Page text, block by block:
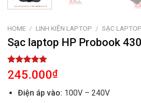
HOME / LINH KIỆN LAPTOP / SẠC LAPTOP
Sạc laptop HP Probook
Rated 5.00
out of 5
1
customer
245.000₫
Điện áp vào: 100V – 240V